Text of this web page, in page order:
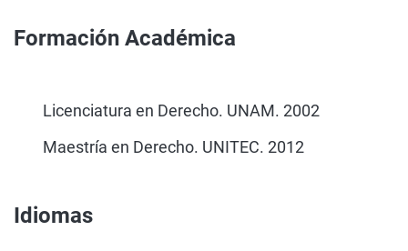
Formación Académica
Licenciatura en Derecho. UNAM. 2002
Maestría en Derecho. UNITEC. 2012
Idiomas